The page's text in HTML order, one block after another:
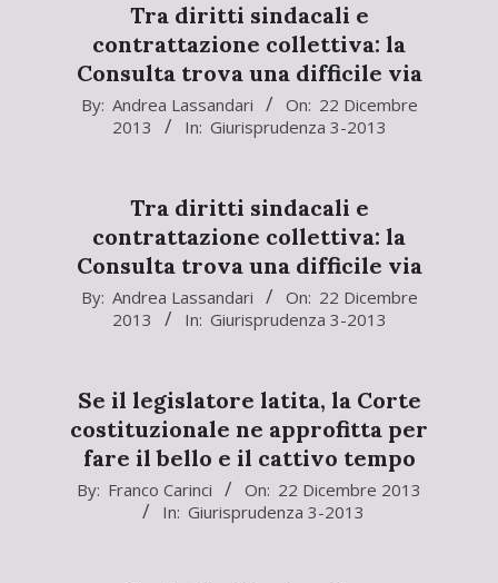
Tra diritti sindacali e
contrattazione collettiva: la
Consulta trova una difficile via
2013-
By: Andrea Lassandari On: 22 Dicembre
2013
In: Giurisprudenza 3-2013
Tra diritti sindacali e
contrattazione collettiva: la
Consulta trova una difficile via
2013-
By: Andrea Lassandari On: 22 Dicembre
2013
In: Giurisprudenza 3-2013
Se il legislatore latita, la Corte
costituzionale ne approfitta per
fare il bello e il cattivo tempo
2013-
By: Franco Carinci On: 22 Dicembre 2013
In: Giurisprudenza 3-2013